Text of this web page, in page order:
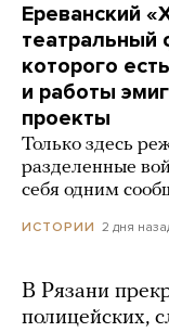
Ереванский
театральный
которого
и работы
проекты
Только здесь
разделенные
себя одним
ИСТОРИИ 2 дня
В Рязани
полицейских,